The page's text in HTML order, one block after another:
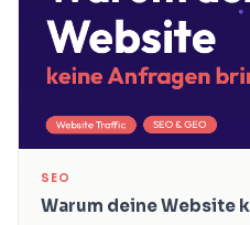
SEO
Warum deine Website